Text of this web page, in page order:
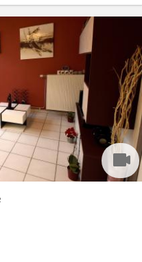
Infos Pratiques
450 €
Charges:
150 €
Durée:
10 mois, 5-6 mois
Domiciliation:
conditions
Aménagement
Salle de bain:
Commune
Cuisine:
Commune
Superficie:
100 m
2
Pièces privées:
chaleureuse,